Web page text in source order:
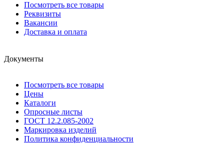
Посмотреть все товары
Реквизиты
Вакансии
Доставка и оплата
Документы
Посмотреть все товары
Цены
Каталоги
Опросные листы
ГОСТ 12.2.085-2002
Маркировка изделий
Политика конфиденциальности